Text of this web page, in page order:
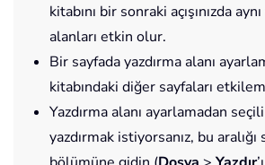
kitabını bir sonraki açışınızda
alanları etkin olur.
Bir sayfada yazdırma alanı
kitabındaki diğer sayfaları
Yazdırma alanı ayarlamadan
yazdırmak istiyorsanız, bu aralığı